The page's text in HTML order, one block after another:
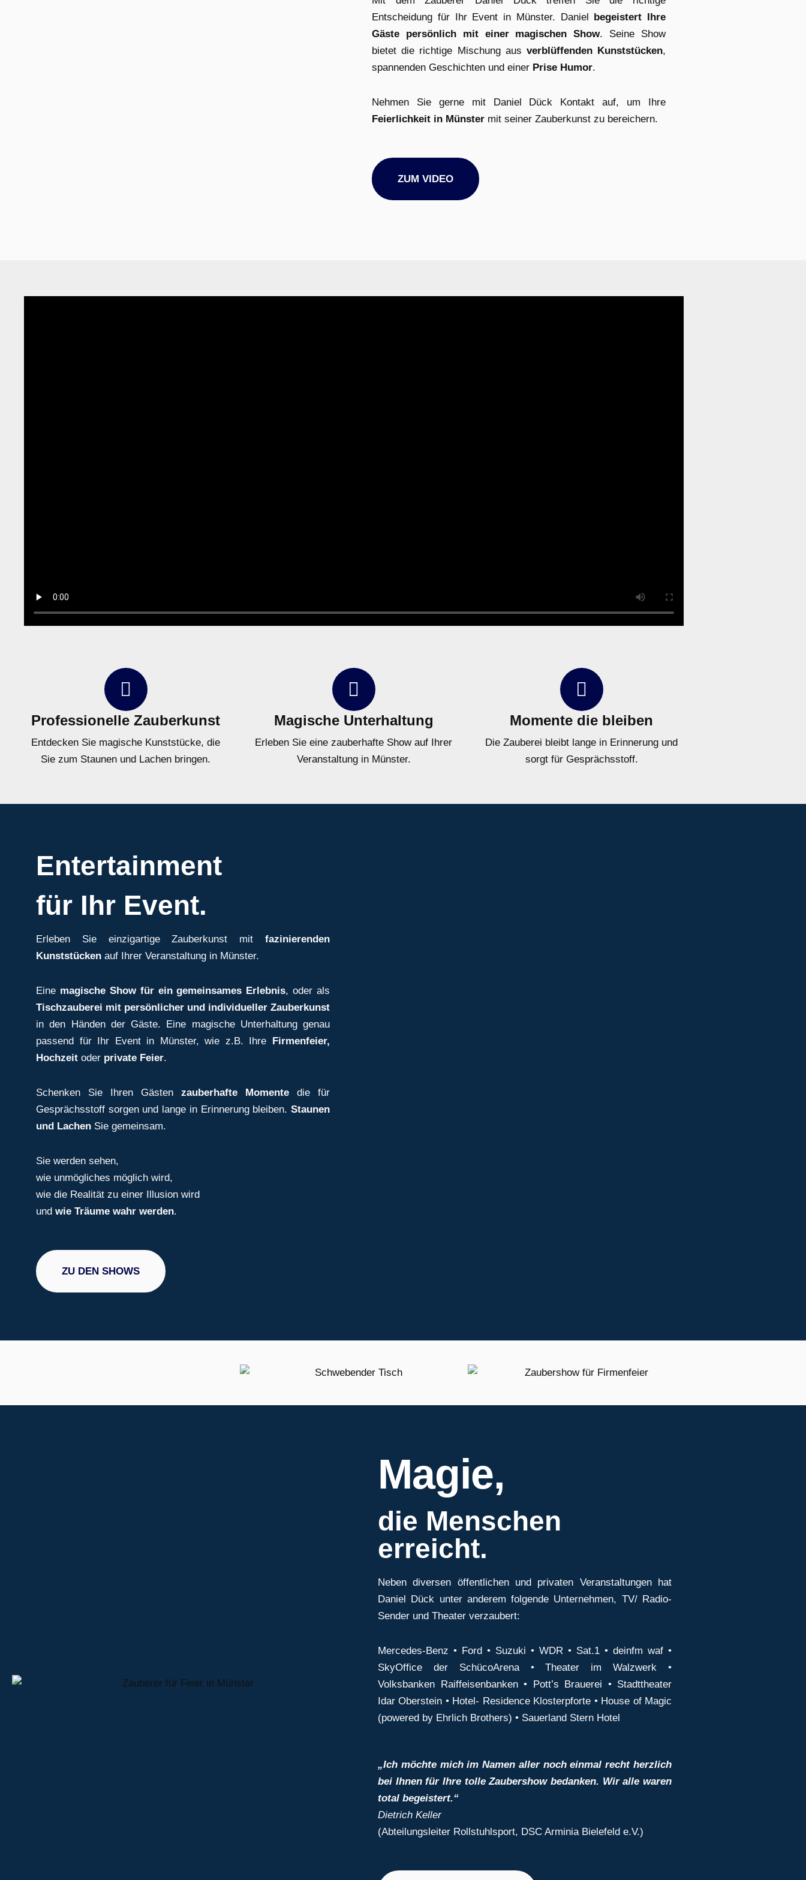
Entscheidung für Ihr Event in Münster. Daniel begeistert Ihre
Gäste persönlich mit einer magischen Show. Seine Show
bietet die richtige Mischung aus verblüffenden Kunststücken,
spannenden Geschichten und einer Prise Humor.
Nehmen Sie gerne mit Daniel Dück Kontakt auf, um Ihre
Feierlichkeit in Münster mit seiner Zauberkunst zu bereichern.
ZUM VIDEO
Professionelle Zauberkunst
Entdecken Sie magische Kunststücke, die
Sie zum Staunen und Lachen bringen.
Magische Unterhaltung
Erleben Sie eine zauberhafte Show auf Ihrer
Veranstaltung in Münster.
Momente die bleiben
Die Zauberei bleibt lange in Erinnerung und
sorgt für Gesprächsstoff.
Entertainment
für Ihr Event.
Erleben Sie einzigartige Zauberkunst mit fazinierenden
Kunststücken auf Ihrer Veranstaltung in Münster.
Eine magische Show für ein gemeinsames Erlebnis, oder als
Tischzauberei mit persönlicher und individueller Zauberkunst
in den Händen der Gäste. Eine magische Unterhaltung genau
passend für Ihr Event in Münster, wie z.B. Ihre Firmenfeier,
Hochzeit oder private Feier.
Schenken Sie Ihren Gästen zauberhafte Momente die für
Gesprächsstoff sorgen und lange in Erinnerung bleiben. Staunen
und Lachen Sie gemeinsam.
Sie werden sehen,
wie unmögliches möglich wird,
wie die Realität zu einer Illusion wird
und wie Träume wahr werden.
ZU DEN SHOWS
Magie,
die Menschen
erreicht.
Neben diversen öffentlichen und privaten Veranstaltungen hat
Daniel Dück unter anderem folgende Unternehmen, TV/ Radio-
Sender und Theater verzaubert:
Mercedes-Benz • Ford • Suzuki • WDR • Sat.1 • deinfm waf •
SkyOffice der SchücoArena • Theater im Walzwerk •
Volksbanken Raiffeisenbanken • Pott’s Brauerei • Stadttheater
Idar Oberstein • Hotel- Residence Klosterpforte • House of Magic
(powered by Ehrlich Brothers) • Sauerland Stern Hotel
„Ich möchte mich im Namen aller noch einmal recht herzlich
bei Ihnen für Ihre tolle Zaubershow bedanken. Wir alle waren
total begeistert.“
Dietrich Keller
(Abteilungsleiter Rollstuhlsport, DSC Arminia Bielefeld e.V.)